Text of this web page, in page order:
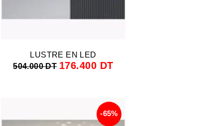
LUSTRE EN LED
504.000 DT 176.400 DT
-65%